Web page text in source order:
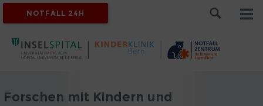
NOTFALL 24H
Forschen mit Kindern und